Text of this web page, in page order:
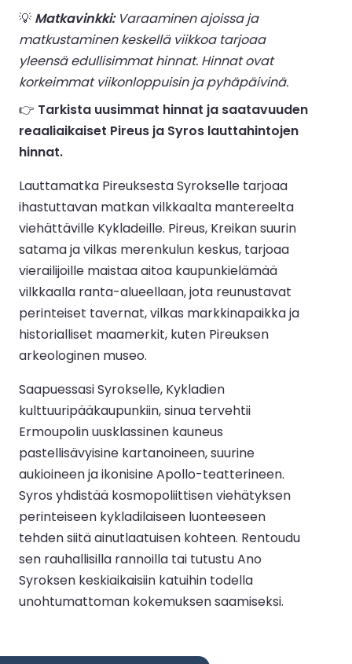
💡 Matkavinkki:Varaaminen ajoissa ja
matkustaminen keskellä viikkoa tarjoaa
yleensä edullisimmat hinnat. Hinnat ovat
korkeimmat viikonloppuisin ja pyhäpäivinä.
👉 Tarkista uusimmat hinnat ja saatavuuden
reaaliaikaiset Pireus ja Syros lauttahintojen
hinnat.
Lauttamatka Pireuksesta Syrokselle tarjoaa
ihastuttavan matkan vilkkaalta mantereelta
viehättäville Kykladeille. Pireus, Kreikan suurin
satama ja vilkas merenkulun keskus, tarjoaa
vierailijoille maistaa aitoa kaupunkielämää
vilkkaalla ranta-alueellaan, jota reunustavat
perinteiset tavernat, vilkas markkinapaikka ja
historialliset maamerkit, kuten Pireuksen
arkeologinen museo.
Saapuessasi Syrokselle, Kykladien
kulttuuripääkaupunkiin, sinua tervehtii
Ermoupolin uusklassinen kauneus
pastellisävyisine kartanoineen, suurine
aukioineen ja ikonisine Apollo-teatterineen.
Syros yhdistää kosmopoliittisen viehätyksen
perinteiseen kykladilaiseen luonteeseen
tehden siitä ainutlaatuisen kohteen. Rentoudu
sen rauhallisilla rannoilla tai tutustu Ano
Syroksen keskiaikaisiin katuihin todella
unohtumattoman kokemuksen saamiseksi.